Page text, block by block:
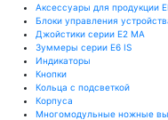
Аксессуары для продукции
Блоки управления
Джойстики серии E2 MA
Зуммеры серии E6 IS
Индикаторы
Кнопки
Кольца с подсветкой
Корпуса
Многомодульные ножные